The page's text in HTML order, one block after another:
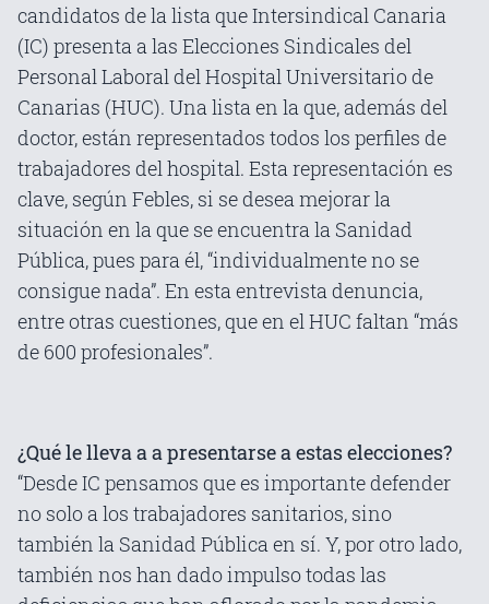
candidatos de la lista que Intersindical Canaria
(IC) presenta a las Elecciones Sindicales del
Personal Laboral del Hospital Universitario de
Canarias (HUC). Una lista en la que, además del
doctor, están representados todos los perfiles de
trabajadores del hospital. Esta representación es
clave, según Febles, si se desea mejorar la
situación en la que se encuentra la Sanidad
Pública, pues para él, “individualmente no se
consigue nada”. En esta entrevista denuncia,
entre otras cuestiones, que en el HUC faltan “más
de 600 profesionales”.
¿Qué le lleva a a presentarse a estas elecciones?
“Desde IC pensamos que es importante defender
no solo a los trabajadores sanitarios, sino
también la Sanidad Pública en sí. Y, por otro lado,
también nos han dado impulso todas las